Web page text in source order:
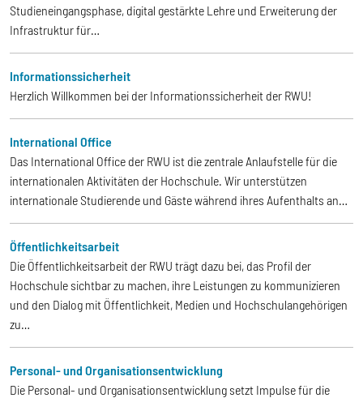
Studieneingangsphase, digital gestärkte Lehre und Erweiterung der
Infrastruktur für…
Informationssicherheit
Herzlich Willkommen bei der Informationssicherheit der RWU!
International Office
Das International Office der RWU ist die zentrale Anlaufstelle für die
internationalen Aktivitäten der Hochschule. Wir unterstützen
internationale Studierende und Gäste während ihres Aufenthalts an…
Öffentlichkeitsarbeit
Die Öffentlichkeitsarbeit der RWU trägt dazu bei, das Profil der
Hochschule sichtbar zu machen, ihre Leistungen zu kommunizieren
und den Dialog mit Öffentlichkeit, Medien und Hochschulangehörigen
zu…
Personal- und Organisationsentwicklung
Die Personal- und Organisationsentwicklung setzt Impulse für die